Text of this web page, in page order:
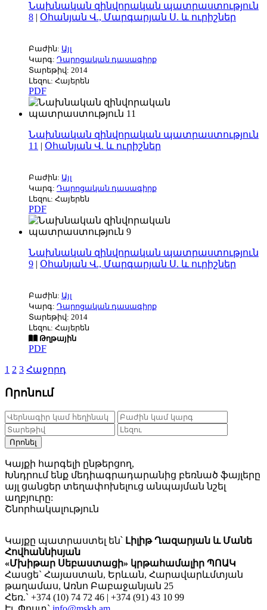
Նախնական զինվորական պատրաստություն
8 | Օհանյան Վ., Մարգարյան Ս. և ուրիշներ
Բաժին: Այլ
Կարգ: Դպրոցական դասագիրք
Տարեթիվ: 2014
Լեզու: Հայերեն
PDF
Նախնական զինվորական պատրաստություն
11 | Օհանյան Վ. և ուրիշներ
Բաժին: Այլ
Կարգ: Դպրոցական դասագիրք
Լեզու: Հայերեն
PDF
Նախնական զինվորական պատրաստություն
9 | Օհանյան Վ., Մարգարյան Ս. և ուրիշներ
Բաժին: Այլ
Կարգ: Դպրոցական դասագիրք
Տարեթիվ: 2014
Լեզու: Հայերեն
Թղթային
PDF
1 2 3 Հաջորդ
Որոնում
Որոնել
Կայքի հարգելի ընթերցող,
Խնդրում ենք մեդիագրադարանից բեռնած ֆայլերը
այլ ցանցեր տեղափոխելուց անպայման նշել
աղբյուրը:
Շնորհակալություն
Կայքը պատրաստել են՝ Լիլիթ Ղազարյան և Մանե
Հովհաննիսյան
«Մխիթար Սեբաստացի» կրթահամալիր ՊՈԱԿ
Հասցե` Հայաստան, Երևան, Հարավարևմտյան
թաղամաս, Առնո Բաբաջանյան 25
Հեռ.` +374 (10) 74 72 46 | +374 (91) 43 10 99